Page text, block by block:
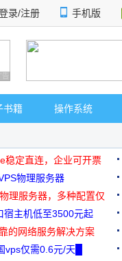
录/注册 手机版
告 商业广告，理性选择
书籍 操作系统
稳定直连，企业可开票
物理服务器
理服务器，多种配置仅
宿主机低至3500元起
的网络服务解决方案
vps仅需0.6元/天█